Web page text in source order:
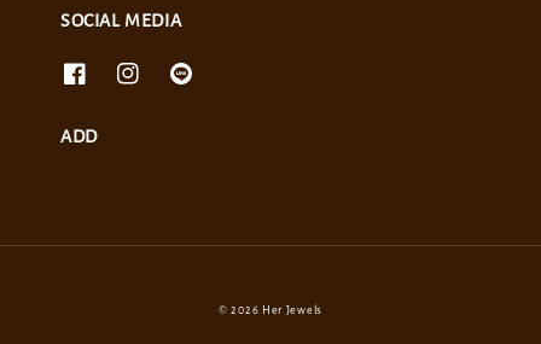
SOCIAL MEDIA
ADD
© 2026 Her Jewels